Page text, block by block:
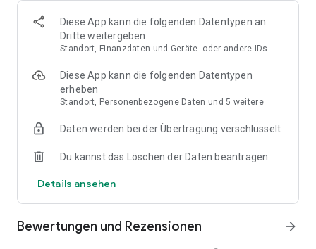
atemberaubende 4K-Hintergrundbilder, die auf jeder
Bildschirmgröße scharfe und lebendige Bilder liefern.
Tauchen Sie ein in eine Vielzahl von Designs, darunter auch
aufwendige 3D-Hintergrundbilder, um Ihr Gerät
Jedes Detail ist so gestaltet, dass Ihr Telefon zu einer
Leinwand der Selbstdarstellung wird.
Sie jeden Aspekt Ihres Telefons. Verleihen Sie Ihrem
mit stilvollen Schriftarten, animierten Effekten und
Tastaturen oder ästhetischen Tastaturen, die sich nahtlos an
den Stil Ihres Bildschirms anpassen. Ergänzen Sie Ihr Setup
und interaktiven Funktionen. Die App bietet Ihnen außerdem
Diese App kann die folgenden Datentypen an
Dritte weitergeben
Standort, Finanzdaten und Geräte- oder andere IDs
Diese App kann die folgenden Datentypen
erheben
Standort, Personenbezogene Daten und 5 weitere
Daten werden bei der Übertragung verschlüsselt
Du kannst das Löschen der Daten beantragen
Details ansehen
Bewertungen und Rezensionen arrow_forward